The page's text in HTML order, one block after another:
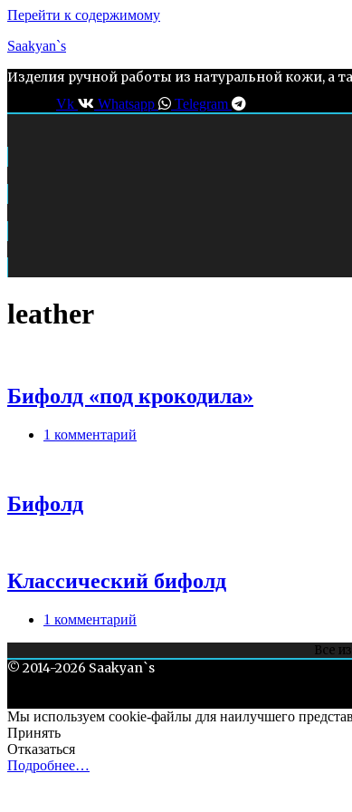
Перейти к содержимому
Saakyan`s
Изделия ручной работы из натуральной кожи, а
Vk Whatsapp Telegram
leather
Бифолд «под крокодила»
1 комментарий
Бифолд
Классический бифолд
1 комментарий
Все
© 2014-2026 Saakyan`s
Мы используем cookie-файлы для наилучшего
Принять
Отказаться
Подробнее…